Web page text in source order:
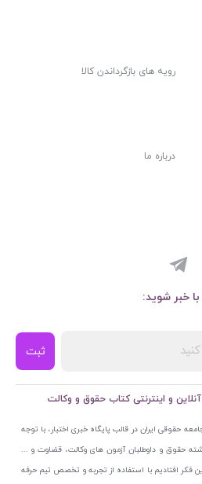
رویه های بازگرداندن کالا
درباره ما
خبر شوید:
ثبت
و اینترنتی کتاب حقوق و وکالت
حقوقی ایران در قالب پایگاه خبری اختبار، با توجه
حقوق و داوطلبان آزمون های وکالت، قضاوت و ...
فکر افتادیم با استفاده از تجربه و تخصص تیم حرفه